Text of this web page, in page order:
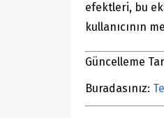
efektleri, bu
kullanıcının
Güncelleme
Buradasınız: